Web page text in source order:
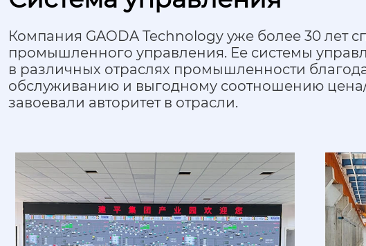
Компания GAODA Technology уже более 30 лет
промышленного управления. Ее системы
в различных отраслях промышленности
обслуживанию и выгодному соотношению цена/
завоевали авторитет в отрасли.